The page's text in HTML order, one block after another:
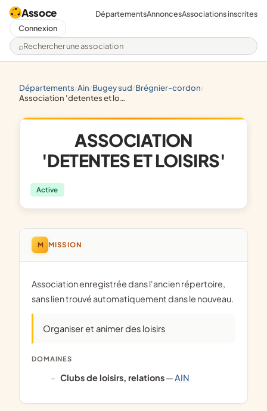
Assoce
Rechercher une association
DépartementsAnnoncesAssociations inscrites
Connexion
départements/ ain/ bugey sud/ brégnier-cordon/
association 'detentes et loisirs'
ASSOCIATION
'DETENTES ET LOISIRS'
Active
M MISSION
Association enregistrée dans l'ancien répertoire,
sans lien trouvé automatiquement dans le nouveau.
Organiser et animer des loisirs
DOMAINES
clubs de loisirs, relations—AIN